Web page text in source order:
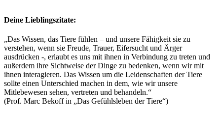
Deine Lieblingszitate:
„Das Wissen, das Tiere fühlen – und unsere Fähigkeit sie zu
verstehen, wenn sie Freude, Trauer, Eifersucht und Ärger
ausdrücken -, erlaubt es uns mit ihnen in Verbindung zu treten und
außerdem ihre Sichtweise der Dinge zu bedenken, wenn wir mit
ihnen interagieren. Das Wissen um die Leidenschaften der Tiere
sollte einen Unterschied machen in dem, wie wir unsere
Mitlebewesen sehen, vertreten und behandeln.“
(Prof. Marc Bekoff in „Das Gefühlsleben der Tiere“)